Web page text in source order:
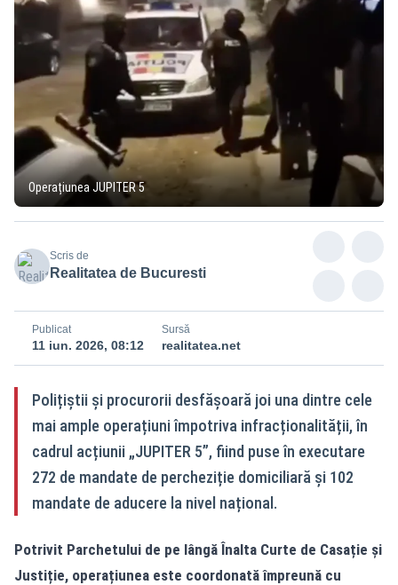
Operațiunea JUPITER 5
Scris de
Realitatea de Bucuresti
Publicat
11 iun. 2026, 08:12
Sursă
realitatea.net
Polițiștii și procurorii desfășoară joi una dintre cele
mai ample operațiuni împotriva infracționalității, în
cadrul acțiunii „JUPITER 5”, fiind puse în executare
272 de mandate de percheziție domiciliară și 102
mandate de aducere la nivel național.
Potrivit Parchetului de pe lângă Înalta Curte de Casație și
Justiție, operațiunea este coordonată împreună cu